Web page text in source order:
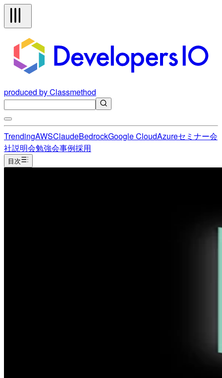
produced by Classmethod
TrendingAWSClaudeBedrockGoogle CloudAzureセミナー会
社説明会勉強会事例採用
目次